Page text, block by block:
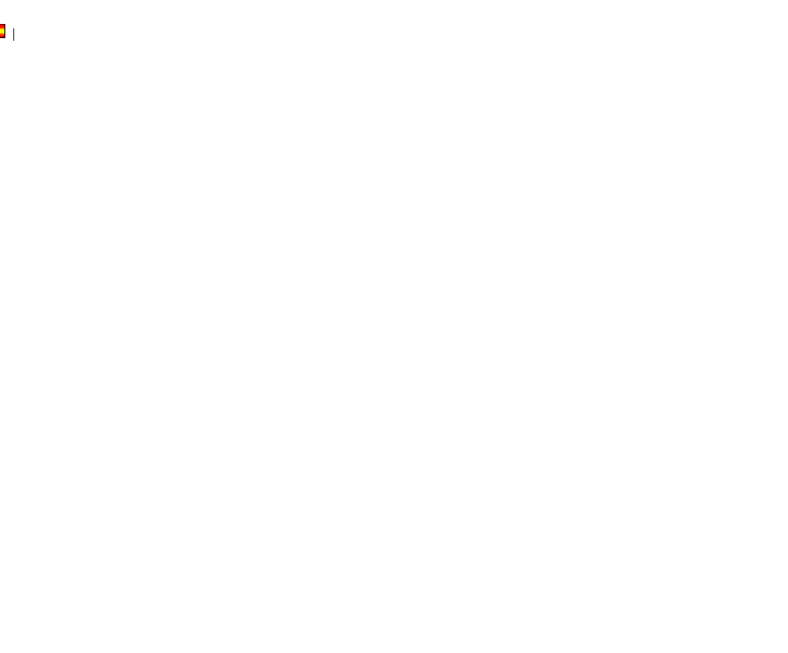
|